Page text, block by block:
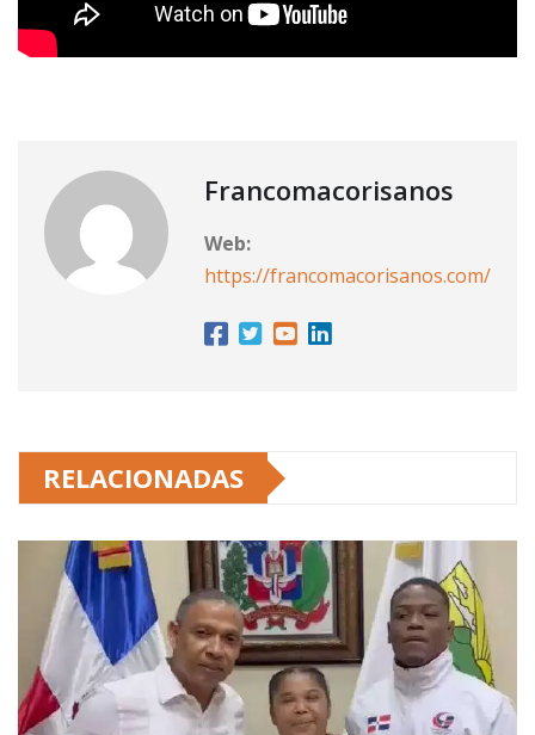
Francomacorisanos
Web:
https://francomacorisanos.com/
RELACIONADAS